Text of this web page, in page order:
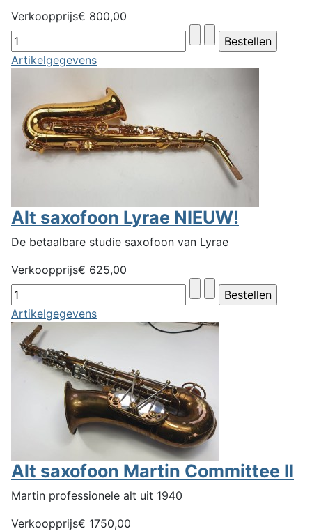
Verkoopprijs€ 800,00
Artikelgegevens
Alt saxofoon Lyrae NIEUW!
De betaalbare studie saxofoon van Lyrae
Verkoopprijs€ 625,00
Artikelgegevens
Alt saxofoon Martin Committee II
Martin professionele alt uit 1940
Verkoopprijs€ 1750,00